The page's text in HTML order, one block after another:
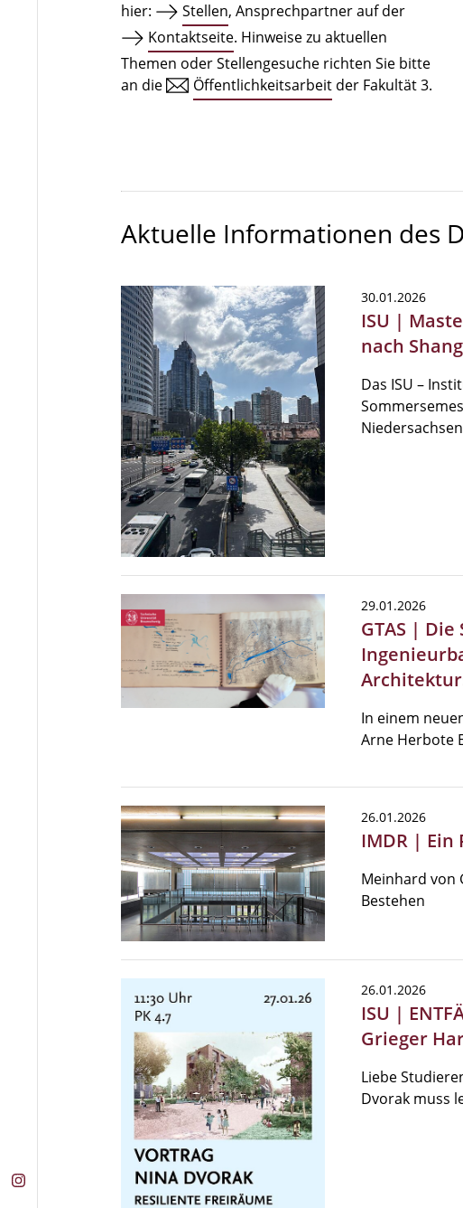
hier:
Stellen, Ansprechpartner auf der
Kontaktseite. Hinweise zu aktuellen
Themen oder Stellengesuche richten Sie bitte
an die
Öffentlichkeitsarbeit der Fakultät 3.
Aktuelle Informationen des
30.01.2026
ISU |
nach
Das ISU –
29.01.2026
GTAS |
In einem
Arne Herbote
26.01.2026
IMDR | Ein
Meinhard von
Bestehen
26.01.2026
ISU |
Grieger
Liebe
Dvorak muss